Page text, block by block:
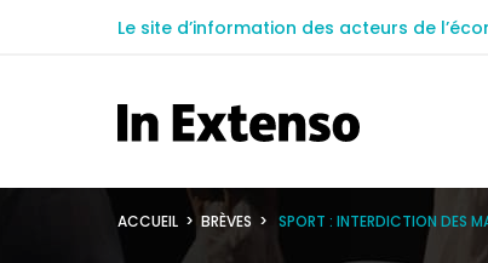
Le site d’information des acteurs de
ACCUEIL > BRÈVES > SPORT : INTERDICTION DES